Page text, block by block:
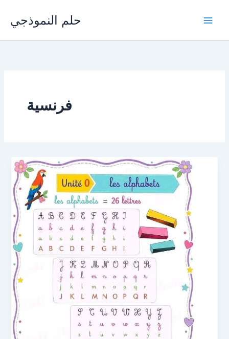
content
حلم النموذجي
فرنسية